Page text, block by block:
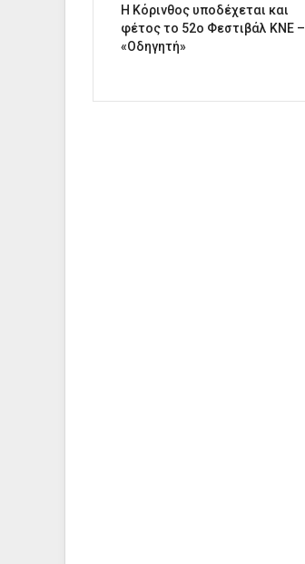
Η Κόρινθος υποδέχεται και
φέτος το 52ο Φεστιβάλ ΚΝΕ –
«Οδηγητή»